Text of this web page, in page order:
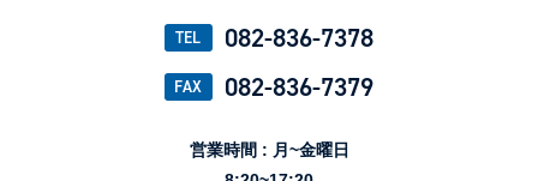
TEL 082-836-7378
FAX 082-836-7379
営業時間 : 月~金曜日